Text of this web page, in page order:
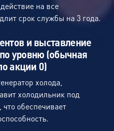
на все
срок службы на 3 года.
и выставление
уровню (обычная
акции 0)
холода,
холодильник под
что обеспечивает